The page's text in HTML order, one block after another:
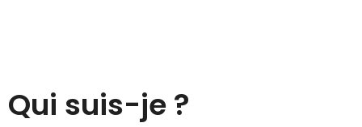
Qui suis-je ?